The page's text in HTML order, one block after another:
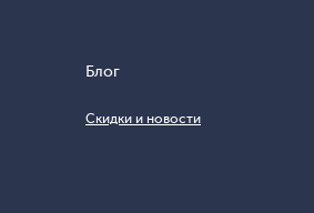
Блог
Скидки и новости